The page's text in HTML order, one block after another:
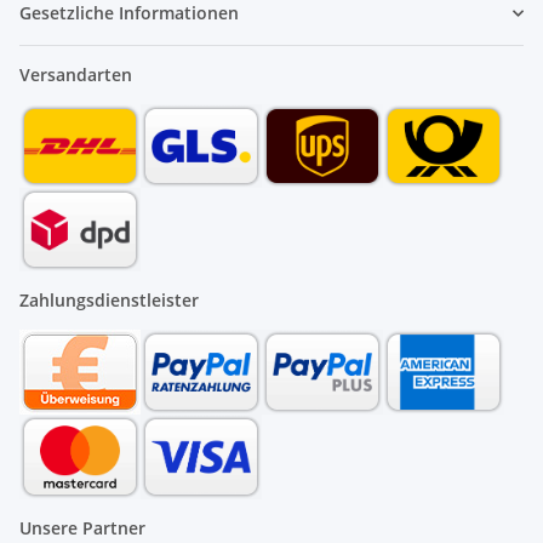
Gesetzliche Informationen
Versandarten
Zahlungsdienstleister
Unsere Partner